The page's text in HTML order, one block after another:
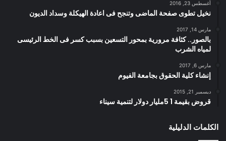
أغسطس 23, 2016
نخيل تطوى صفحة الماضى وتنجح فى اعادة الهيكلة وسداد الديون
مارس 14, 2017
بالصور.. كثافة مرورية بمحور التسعين بسبب كسر فى الخط الرئيسى
لمياه الشرب
مارس 6, 2017
إنشاء كلية الحقوق بجامعة الفيوم
ديسمبر 21, 2015
قروض بقيمة 1 5مليار دولار لتنمية سيناء
الكلمات الدليلية